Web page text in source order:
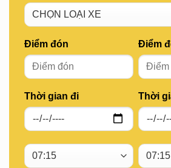
Điểm đón
Thời gian đi
Điểm
Thời